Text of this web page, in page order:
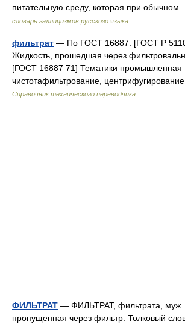
питательную среду, которая при
словарь галлицизмов русского языка
фильтрат — По ГОСТ 16887. [ГОСТ Р
Жидкость, прошедшая через
[ГОСТ 16887 71] Тематики промышленная
чистотафильтрование,
Справочник технического переводчика
ФИЛЬТРАТ — ФИЛЬТРАТ, фильтрата, муж.
пропущенная через фильтр. Толковый